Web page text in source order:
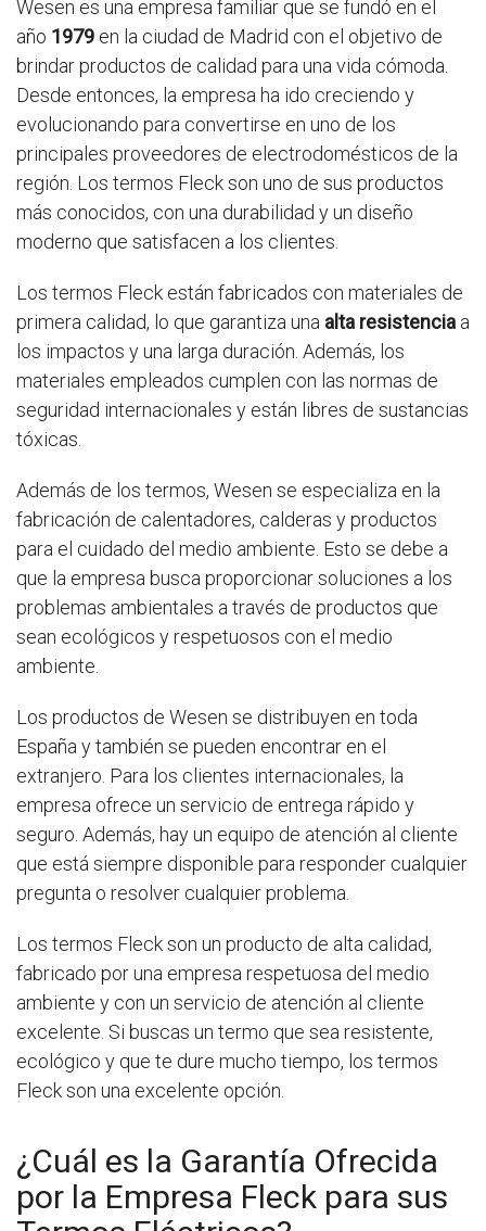
Wesen es una empresa familiar que se fundó en el
año 1979 en la ciudad de Madrid con el objetivo de
brindar productos de calidad para una vida cómoda.
Desde entonces, la empresa ha ido creciendo y
evolucionando para convertirse en uno de los
principales proveedores de electrodomésticos de la
región. Los termos Fleck son uno de sus productos
más conocidos, con una durabilidad y un diseño
moderno que satisfacen a los clientes.
Los termos Fleck están fabricados con materiales de
primera calidad, lo que garantiza una alta resistencia a
los impactos y una larga duración. Además, los
materiales empleados cumplen con las normas de
seguridad internacionales y están libres de sustancias
tóxicas.
Además de los termos, Wesen se especializa en la
fabricación de calentadores, calderas y productos
para el cuidado del medio ambiente. Esto se debe a
que la empresa busca proporcionar soluciones a los
problemas ambientales a través de productos que
sean ecológicos y respetuosos con el medio
ambiente.
Los productos de Wesen se distribuyen en toda
España y también se pueden encontrar en el
extranjero. Para los clientes internacionales, la
empresa ofrece un servicio de entrega rápido y
seguro. Además, hay un equipo de atención al cliente
que está siempre disponible para responder cualquier
pregunta o resolver cualquier problema.
Los termos Fleck son un producto de alta calidad,
fabricado por una empresa respetuosa del medio
ambiente y con un servicio de atención al cliente
excelente. Si buscas un termo que sea resistente,
ecológico y que te dure mucho tiempo, los termos
Fleck son una excelente opción.
¿Cuál es la Garantía Ofrecida
por la Empresa Fleck para sus